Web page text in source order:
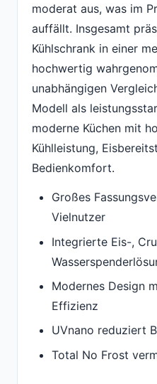
moderat aus, was im
auffällt. Insgesamt
Kühlschrank in einer
hochwertig
unabhängigen
Modell als
moderne Küchen mit
Kühlleistung,
Bedienkomfort.
Großes
Vielnutzer
Integrierte Eis-,
Modernes Design
Effizienz
UVnano reduziert
Total No Frost